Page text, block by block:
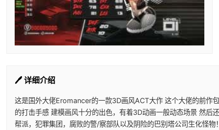
🖊️ 详细介绍
这是国外大佬Eromancer的一款3D画风ACT大作 这个大佬的前作
的打击手感 建模画风十分的出色，有着3D动画一般动态场景 然
帮派，犯罪集团，腐败的警/察部队以及阴险的巴别塔公司生化怪